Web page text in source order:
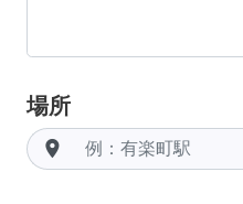
場所
room